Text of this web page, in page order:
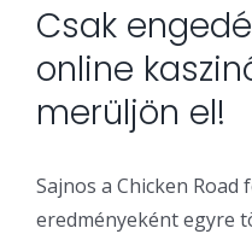
Csak
online
merüljön el!
Sajnos a Chicken Road
eredményeként egyre